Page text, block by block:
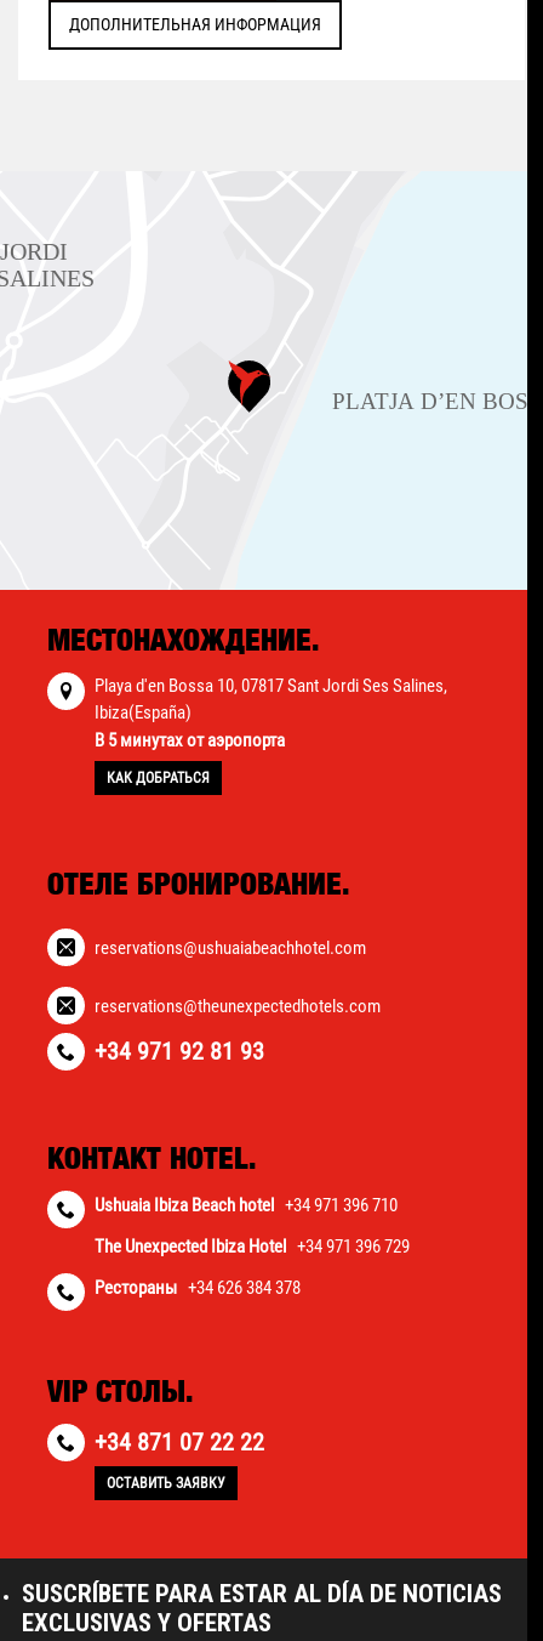
ДОПОЛНИТЕЛЬНАЯ ИНФОРМАЦИЯ
МЕСТОНАХОЖДЕНИЕ.
Playa d'en Bossa 10, 07817 Sant Jordi Ses Salines,
Ibiza(España)
В 5 минутах от аэропорта
КАК ДОБРАТЬСЯ
ОТЕЛЕ БРОНИРОВАНИЕ.
reservations@ushuaiabeachhotel.com
reservations@theunexpectedhotels.com
+34 971 92 81 93
КОНТАКТ HOTEL.
Ushuaia Ibiza Beach hotel +34 971 396 710
The Unexpected Ibiza Hotel +34 971 396 729
Рестораны +34 626 384 378
VIP СТОЛЫ.
+34 871 07 22 22
ОСТАВИТЬ ЗАЯВКУ